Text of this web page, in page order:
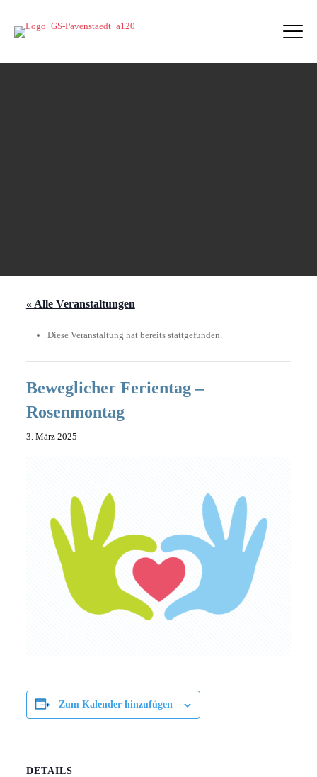
« Alle Veranstaltungen
Diese Veranstaltung hat bereits stattgefunden.
Beweglicher Ferientag –
Rosenmontag
3. März 2025
Zum Kalender hinzufügen
DETAILS